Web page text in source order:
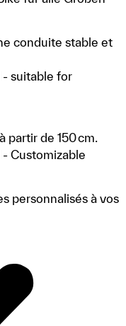
conduite stable et
partir de 150 cm.
personnalisés à vos